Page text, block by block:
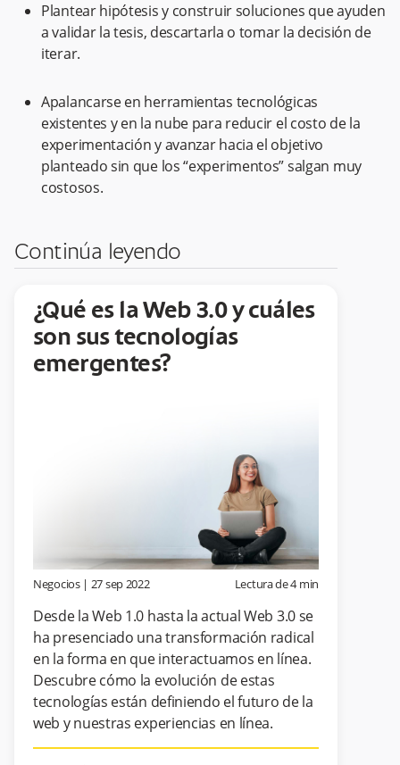
Plantear hipótesis y construir soluciones que ayuden
a validar la tesis, descartarla o tomar la decisión de
iterar.
Apalancarse en herramientas tecnológicas
existentes y en la nube para reducir el costo de la
experimentación y avanzar hacia el objetivo
planteado sin que los “experimentos” salgan muy
costosos.
Continúa leyendo
¿Qué es la Web 3.0 y cuáles
son sus tecnologías
emergentes?
Negocios| 27 sep 2022 Lectura de4min
Desde la Web 1.0 hasta la actual Web 3.0 se
ha presenciado una transformación radical
en la forma en que interactuamos en línea.
Descubre cómo la evolución de estas
tecnologías están definiendo el futuro de la
web y nuestras experiencias en línea.